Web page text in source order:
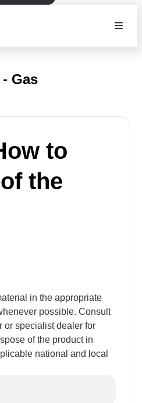
Gas
to
the
in the appropriate
possible. Consult
or specialist dealer for
of the product in
national and local